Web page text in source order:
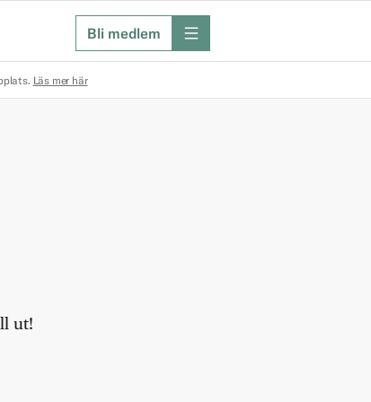
Bli medlem meny
Läs mer här
ut!